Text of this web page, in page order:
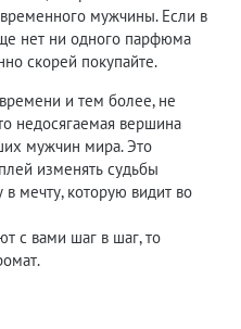
мужчины. Если в
нет ни одного парфюма
скорей покупайте.
и тем более, не
недосягаемая вершина
мужчин мира. Это
изменять судьбы
мечту, которую видит во
с вами шаг в шаг, то